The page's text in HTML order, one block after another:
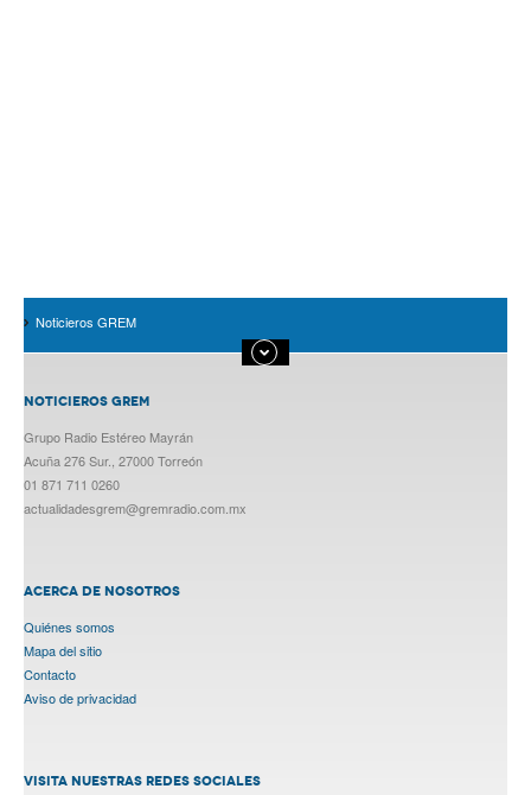
Noticieros GREM
NOTICIEROS GREM
Grupo Radio Estéreo Mayrán
Acuña 276 Sur., 27000 Torreón
01 871 711 0260
actualidadesgrem@gremradio.com.mx
ACERCA DE NOSOTROS
Quiénes somos
Mapa del sitio
Contacto
Aviso de privacidad
VISITA NUESTRAS REDES SOCIALES